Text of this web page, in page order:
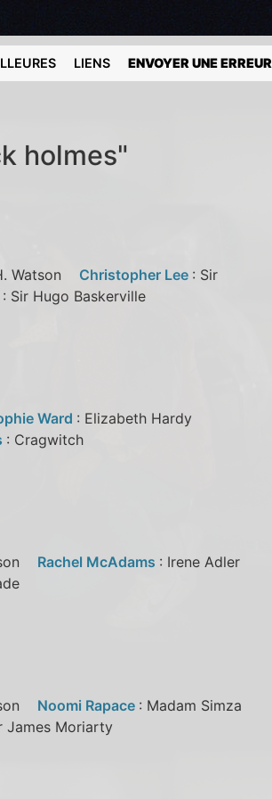
LIENS ENVOYER UNE ERREUR
holmes"
Watson Christopher Lee : Sir
: Sir Hugo Baskerville
Ward : Elizabeth Hardy
: Cragwitch
Rachel McAdams : Irene Adler
Noomi Rapace : Madam Simza
James Moriarty